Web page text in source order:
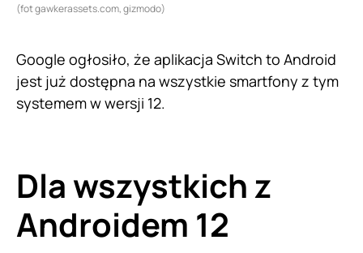
(fot gawkerassets.com, gizmodo)
Google ogłosiło, że aplikacja Switch to Android
jest już dostępna na wszystkie smartfony z tym
systemem w wersji 12.
Dla wszystkich z
Androidem 12